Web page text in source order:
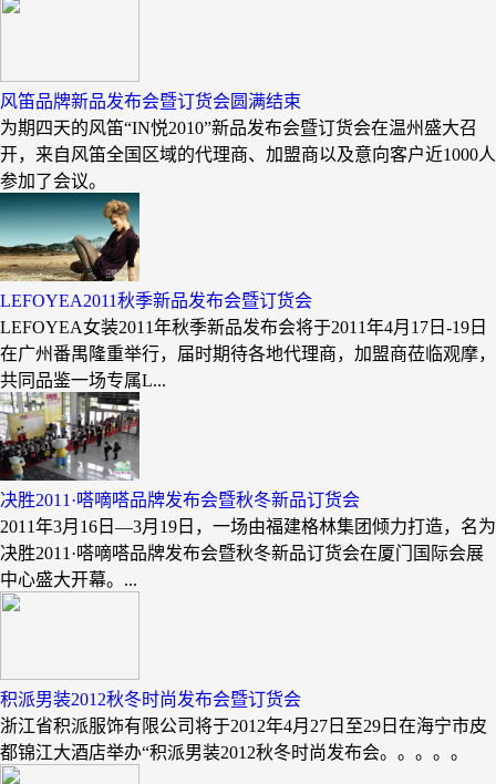
风笛品牌新品发布会暨订货会圆满结束
为期四天的风笛“IN悦2010”新品发布会暨订货会在温州盛大召
开，来自风笛全国区域的代理商、加盟商以及意向客户近1000人
参加了会议。
LEFOYEA2011秋季新品发布会暨订货会
LEFOYEA女装2011年秋季新品发布会将于2011年4月17日-19日
在广州番禺隆重举行，届时期待各地代理商，加盟商莅临观摩，
共同品鉴一场专属L...
决胜2011·嗒嘀嗒品牌发布会暨秋冬新品订货会
2011年3月16日—3月19日，一场由福建格林集团倾力打造，名为
决胜2011·嗒嘀嗒品牌发布会暨秋冬新品订货会在厦门国际会展
中心盛大开幕。...
积派男装2012秋冬时尚发布会暨订货会
浙江省积派服饰有限公司将于2012年4月27日至29日在海宁市皮
都锦江大酒店举办“积派男装2012秋冬时尚发布会。。。。。